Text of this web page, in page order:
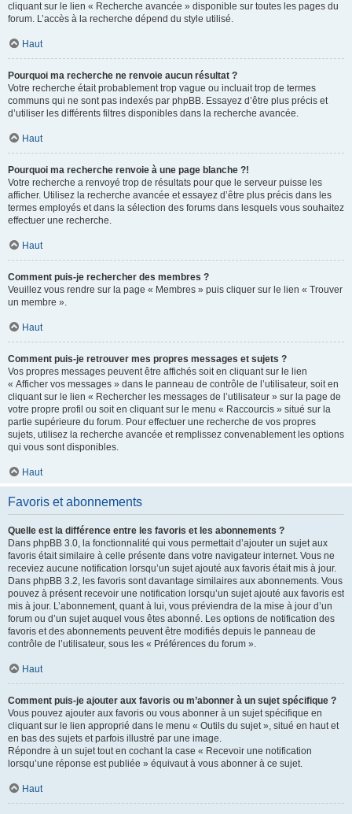
cliquant sur le lien « Recherche avancée » disponible sur toutes les pages du
forum. L’accès à la recherche dépend du style utilisé.
Haut
Pourquoi ma recherche ne renvoie aucun résultat ?
Votre recherche était probablement trop vague ou incluait trop de termes
communs qui ne sont pas indexés par phpBB. Essayez d’être plus précis et
d’utiliser les différents filtres disponibles dans la recherche avancée.
Haut
Pourquoi ma recherche renvoie à une page blanche ?!
Votre recherche a renvoyé trop de résultats pour que le serveur puisse les
afficher. Utilisez la recherche avancée et essayez d’être plus précis dans les
termes employés et dans la sélection des forums dans lesquels vous souhaitez
effectuer une recherche.
Haut
Comment puis-je rechercher des membres ?
Veuillez vous rendre sur la page « Membres » puis cliquer sur le lien « Trouver
un membre ».
Haut
Comment puis-je retrouver mes propres messages et sujets ?
Vos propres messages peuvent être affichés soit en cliquant sur le lien
« Afficher vos messages » dans le panneau de contrôle de l’utilisateur, soit en
cliquant sur le lien « Rechercher les messages de l’utilisateur » sur la page de
votre propre profil ou soit en cliquant sur le menu « Raccourcis » situé sur la
partie supérieure du forum. Pour effectuer une recherche de vos propres
sujets, utilisez la recherche avancée et remplissez convenablement les options
qui vous sont disponibles.
Haut
Favoris et abonnements
Quelle est la différence entre les favoris et les abonnements ?
Dans phpBB 3.0, la fonctionnalité qui vous permettait d’ajouter un sujet aux
favoris était similaire à celle présente dans votre navigateur internet. Vous ne
receviez aucune notification lorsqu’un sujet ajouté aux favoris était mis à jour.
Dans phpBB 3.2, les favoris sont davantage similaires aux abonnements. Vous
pouvez à présent recevoir une notification lorsqu’un sujet ajouté aux favoris est
mis à jour. L’abonnement, quant à lui, vous préviendra de la mise à jour d’un
forum ou d’un sujet auquel vous êtes abonné. Les options de notification des
favoris et des abonnements peuvent être modifiés depuis le panneau de
contrôle de l’utilisateur, sous les « Préférences du forum ».
Haut
Comment puis-je ajouter aux favoris ou m’abonner à un sujet spécifique ?
Vous pouvez ajouter aux favoris ou vous abonner à un sujet spécifique en
cliquant sur le lien approprié dans le menu « Outils du sujet », situé en haut et
en bas des sujets et parfois illustré par une image.
Répondre à un sujet tout en cochant la case « Recevoir une notification
lorsqu’une réponse est publiée » équivaut à vous abonner à ce sujet.
Haut